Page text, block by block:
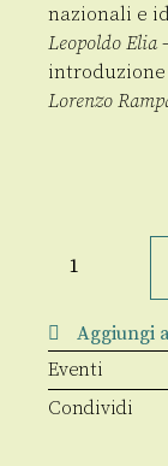
nazionali e
Leopoldo Elia
Lorenzo
Politico
Gennaio
-
Aprile
2009
quantità
Aggiungi
Eventi
Condividi